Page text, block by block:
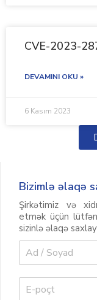
CVE-2023-
DEVAMINI OKU »
6 Kasım 2023
Bizimlə əlaqə
Şirkətimiz və
etmək üçün
sizinlə əlaqə